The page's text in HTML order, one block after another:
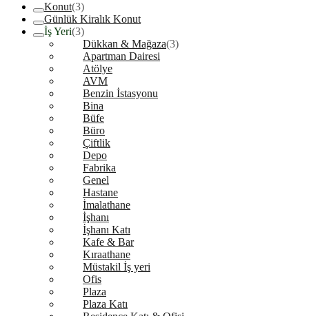
Konut(3)
Günlük Kiralık Konut
İş Yeri(3)
Dükkan & Mağaza(3)
Apartman Dairesi
Atölye
AVM
Benzin İstasyonu
Bina
Büfe
Büro
Çiftlik
Depo
Fabrika
Genel
Hastane
İmalathane
İşhanı
İşhanı Katı
Kafe & Bar
Kıraathane
Müstakil İş yeri
Ofis
Plaza
Plaza Katı